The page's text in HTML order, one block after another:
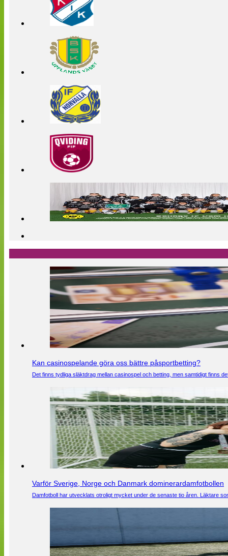
Kan casinospelande göra oss bättre påsportbetting?
Det finns tydliga släktdrag mellan casinospel och betting, men samtidigt finns
Varför Sverige, Norge och Danmark dominerardamfotbollen
Damfotboll har utvecklats otroligt mycket under de senaste tio åren. Läktare